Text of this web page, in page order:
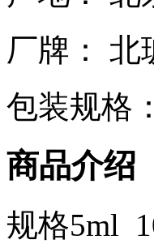
厂牌： 北
包装规格：
商品介绍
规格5ml